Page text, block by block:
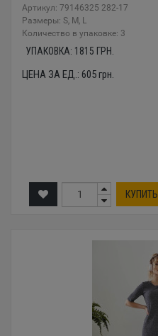
Артикул: 79146325 282-17
Размеры: S, M, L
Количество в упаковке: 3
УПАКОВКА: 1815 ГРН.
ЦЕНА ЗА ЕД.: 605грн.
КУПИТЬ